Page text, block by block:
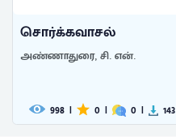
சொர்க்கவாசல்
அண்ணாதுரை, சி. என்.
998 | 0 | 0 | 143